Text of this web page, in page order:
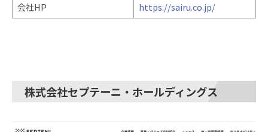
会社HP
https://sairu.co.jp/
株式会社セプテーニ・ホールディングス